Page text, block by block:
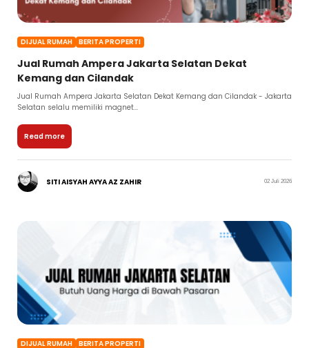
DIJUAL RUMAH BERITA PROPERTI
Jual Rumah Ampera Jakarta Selatan Dekat
Kemang dan Cilandak
Jual Rumah Ampera Jakarta Selatan Dekat Kemang dan Cilandak - Jakarta
Selatan selalu memiliki magnet...
Read more
SITI AISYAH AYYA AZ ZAHIR 02 Juli 2026
DIJUAL RUMAH BERITA PROPERTI